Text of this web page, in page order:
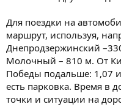
Для поездки на
маршрут, используя,
Днепродзержинский
Молочный – 810 м. От
Победы подальше: 1,07
есть парковка. Время в
точки и ситуации на